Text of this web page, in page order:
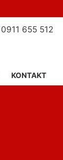
0911 655 512
KONTAKT